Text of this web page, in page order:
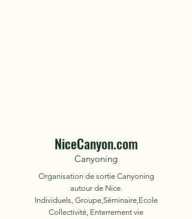
NiceCanyon.com
Canyoning
Organisation de sortie Canyoning
autour de Nice.
Individuels, Groupe,Séminaire,Ecole
Collectivité, Enterrement vie